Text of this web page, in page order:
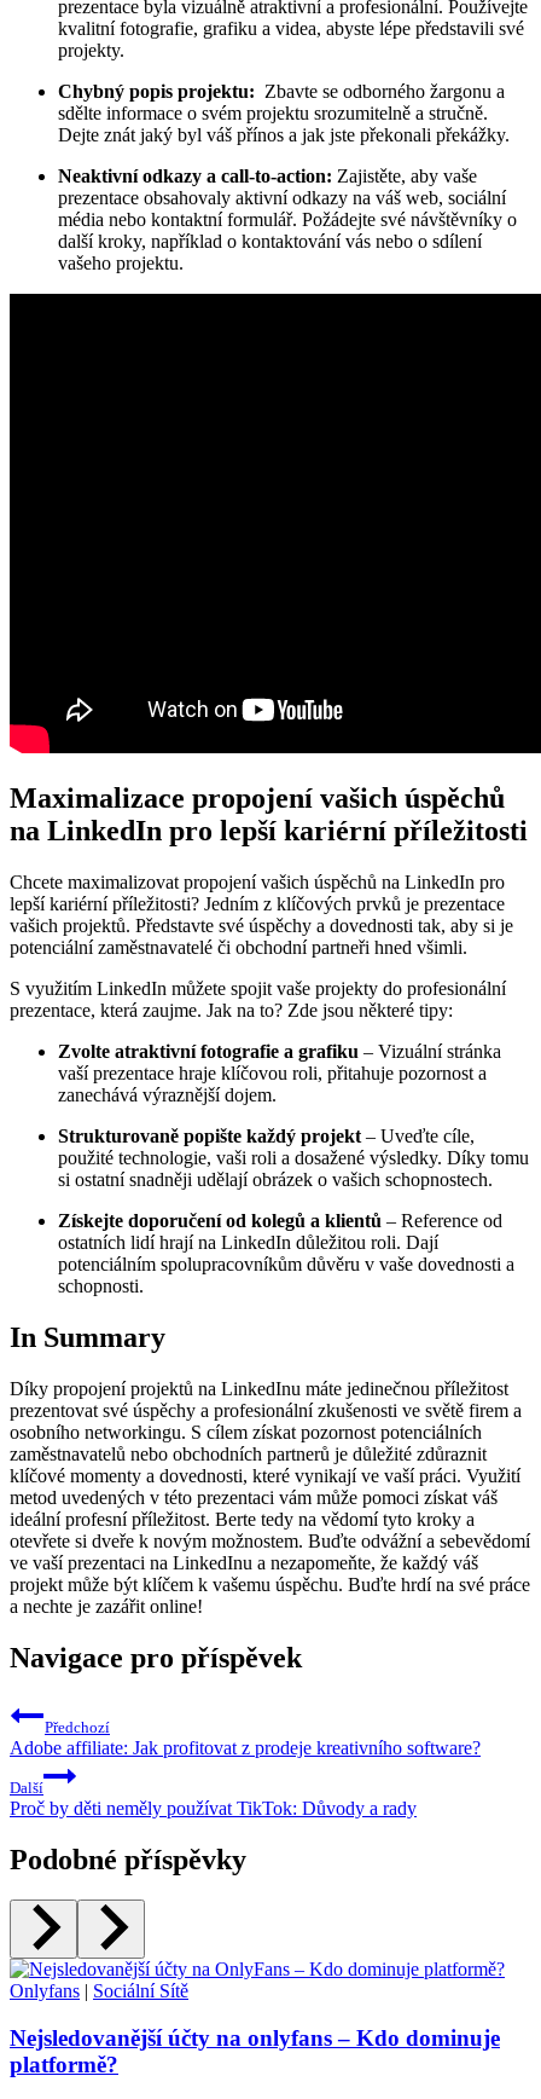
prezentace byla⁢ vizuálně‌ atraktivní a profesionální. Používejte
kvalitní fotografie,⁢ grafiku a videa, abyste lépe představili​ své
projekty.
Chybný popis projektu: ‍ Zbavte se⁤ odborného žargonu a
sdělte⁢ informace ​o ⁢svém projektu ‌srozumitelně a stručně.
Dejte znát jaký byl váš přínos a jak jste překonali překážky.
Neaktivní odkazy ⁤a call-to-action: Zajistěte,​ aby ‍vaše​
prezentace obsahovaly aktivní⁢ odkazy na váš web, sociální
média nebo kontaktní formulář. Požádejte své návštěvníky o
další kroky, například o kontaktování vás nebo o⁣ sdílení
vašeho projektu.
Maximalizace propojení ⁣vašich úspěchů
⁣na LinkedIn pro lepší kariérní příležitosti
Chcete maximalizovat propojení vašich ‍úspěchů na LinkedIn ⁤pro
lepší kariérní příležitosti? Jedním z klíčových ⁢prvků⁣ je prezentace
vašich ⁣projektů. Představte své úspěchy a⁣ dovednosti tak, aby si je
potenciální zaměstnavatelé či obchodní partneři hned všimli.
S využitím LinkedIn můžete spojit vaše projekty do ​profesionální
‌prezentace, která zaujme.⁤ Jak na to? Zde ⁢jsou některé tipy:
Zvolte atraktivní fotografie​ a grafiku –‍ Vizuální stránka
vaší prezentace hraje ⁣klíčovou roli, přitahuje pozornost a
zanechává výraznější ‍dojem.
Strukturovaně ⁢popište každý⁤ projekt – Uveďte ⁤cíle,
použité technologie, vaši roli a dosažené výsledky. Díky tomu
si ostatní snadněji udělají obrázek‌ o vašich ⁤schopnostech.
Získejte doporučení od kolegů‍ a‍ klientů – Reference od
ostatních lidí ‌hrají‌ na LinkedIn ⁢důležitou ​roli. Dají⁣
potenciálním spolupracovníkům důvěru ‍v vaše dovednosti a
schopnosti.
In Summary
Díky propojení projektů ⁢na LinkedInu‌ máte‌ jedinečnou příležitost⁢
prezentovat své úspěchy a profesionální zkušenosti ve světě firem a
osobního ⁤networkingu. S cílem ‍získat pozornost potenciálních⁢
zaměstnavatelů nebo obchodních partnerů je důležité zdůraznit
klíčové momenty a dovednosti, které vynikají​ ve ⁤vaší‍ práci. ‍Využití
metod uvedených v této prezentaci vám může ​pomoci získat ‌váš‍
ideální ⁣profesní příležitost. Berte tedy na vědomí tyto kroky ‍a
otevřete si dveře k novým‌ možnostem. Buďte odvážní a sebevědomí
ve⁣ vaší prezentaci na LinkedInu a nezapomeňte, že každý váš
projekt⁤ může být klíčem k⁣ vašemu úspěchu. ⁤Buďte hrdí‍ na své⁤ práce
a‌ nechte je zazářit online!
Navigace pro příspěvek
Předchozí
Adobe affiliate: Jak profitovat z prodeje kreativního software?
Další
Proč by děti neměly používat TikTok: Důvody a rady
Podobné příspěvky
Onlyfans | Sociální Sítě
Nejsledovanější účty na onlyfans – Kdo dominuje
platformě?